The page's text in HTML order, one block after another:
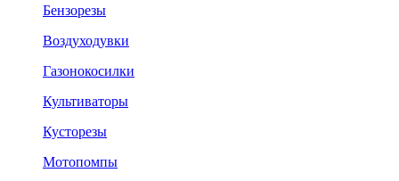
Бензорезы
Воздуходувки
Газонокосилки
Культиваторы
Кусторезы
Мотопомпы